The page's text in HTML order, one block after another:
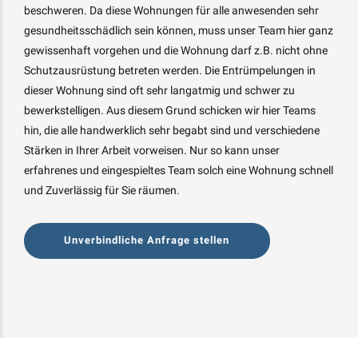
beschweren. Da diese Wohnungen für alle anwesenden sehr
gesundheitsschädlich sein können, muss unser Team hier ganz
gewissenhaft vorgehen und die Wohnung darf z.B. nicht ohne
Schutzausrüstung betreten werden. Die Entrümpelungen in
dieser Wohnung sind oft sehr langatmig und schwer zu
bewerkstelligen. Aus diesem Grund schicken wir hier Teams
hin, die alle handwerklich sehr begabt sind und verschiedene
Stärken in Ihrer Arbeit vorweisen. Nur so kann unser
erfahrenes und eingespieltes Team solch eine Wohnung schnell
und Zuverlässig für Sie räumen.
Unverbindliche Anfrage stellen